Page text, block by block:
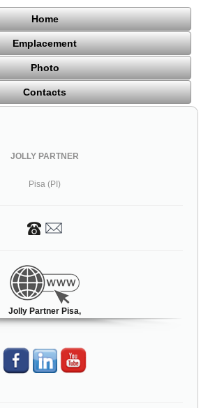
Home
Emplacement
Photo
Contacts
JOLLY PARTNER
Pisa (PI)
Jolly Partner Pisa,